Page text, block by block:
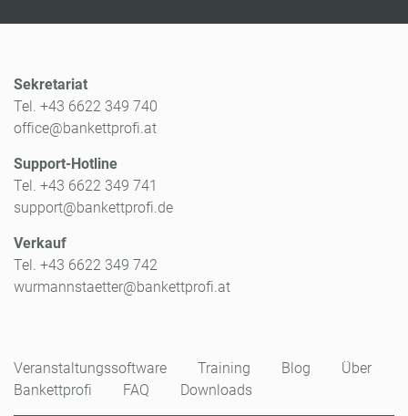
Sekretariat
Tel. +43 6622 349 740
office@bankettprofi.at
Support-Hotline
Tel. +43 6622 349 741
support@bankettprofi.de
Verkauf
Tel. +43 6622 349 742
wurmannstaetter@bankettprofi.at
Veranstaltungssoftware Training Blog
Über
Bankettprofi
FAQ Downloads